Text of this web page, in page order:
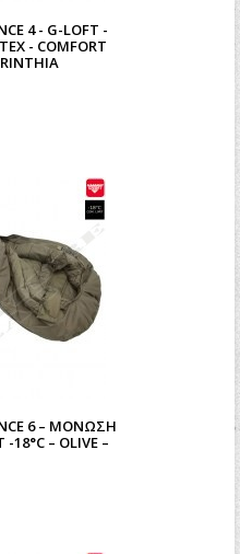
4 - G-LOFT -
- COMFORT
6 – ΜΌΝΩΣΗ
-18°C – OLIVE –